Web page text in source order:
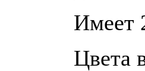
Имеет
Цвета